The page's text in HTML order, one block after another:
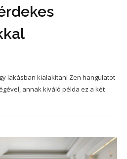
lakásban kialakítani Zen hangulatot
annak kiváló példa ez a két